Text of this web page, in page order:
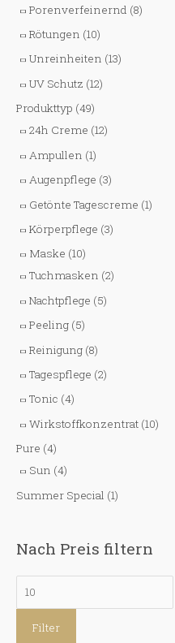
Porenverfeinernd (8)
Rötungen (10)
Unreinheiten (13)
UV Schutz (12)
Produkttyp (49)
24h Creme (12)
Ampullen (1)
Augenpflege (3)
Getönte Tagescreme (1)
Körperpflege (3)
Maske (10)
Tuchmasken (2)
Nachtpflege (5)
Peeling (5)
Reinigung (8)
Tagespflege (2)
Tonic (4)
Wirkstoffkonzentrat (10)
Pure (4)
Sun (4)
Summer Special (1)
Nach Preis filtern
M
i
Filter